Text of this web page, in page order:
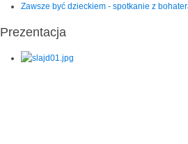
Zawsze być dzieckiem - spotkanie z
Prezentacja